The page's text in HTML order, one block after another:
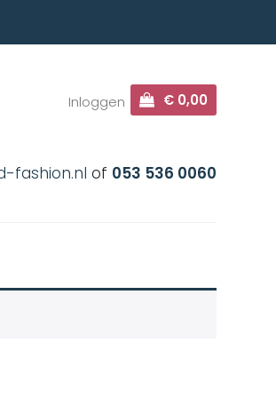
Inloggen € 0,00
fashion.nl of 053 536 0060